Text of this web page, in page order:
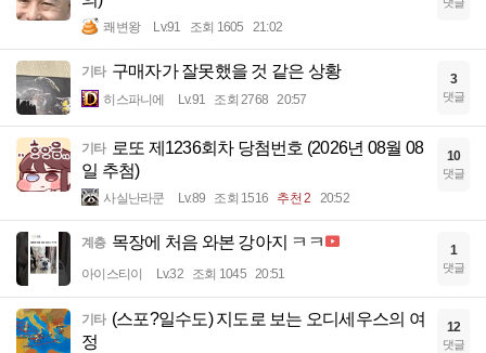
쾌변왕 Lv.91 조회 1605 21:02
기타 구매자가 잘못했을 것 같은 상황
히스파니에 Lv.91 조회 2768 20:57
3
댓글
기타 로또 제1236회차 당첨번호 (2026년 08월 08
일 추첨)
사실난라쿤 Lv.89 조회 1516 추천 2 20:52
10
댓글
계층 목장에 처음 와본 강아지 ㅋㅋ
아이스티이 Lv.32 조회 1045 20:51
1
댓글
기타 (스포?일수도) 지도로 보는 오디세우스의 여
정
12
댓글